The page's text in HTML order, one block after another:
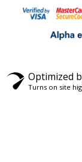
Optimized
Turns on site